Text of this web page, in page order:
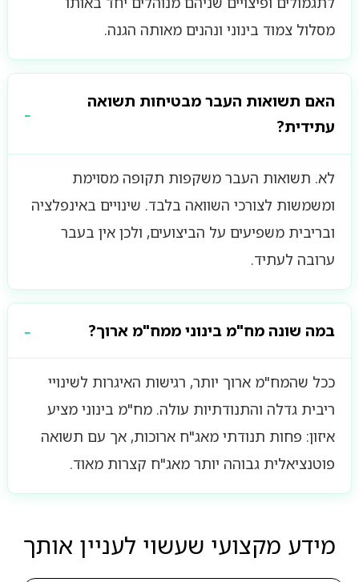
מסלול צמוד בינוני ונהנים מאותה הגנה.
האם תשואות העבר מבטיחות תשואה
עתידית?
לא. תשואות העבר משקפות תקופה מסוימת
ומשמשות לצורכי השוואה בלבד. שינויים באינפלציה
ובריבית משפיעים על הביצועים, ולכן אין בעבר
ערובה לעתיד.
במה שונה מח"מ בינוני ממח"מ ארוך?
ככל שהמח"מ ארוך יותר, רגישות האיגרות לשינויי
ריבית גדלה והתנודתיות עולה. מח"מ בינוני מציע
איזון: פחות תנודתי מאג"ח ארוכות, אך עם תשואה
פוטנציאלית גבוהה יותר מאג"ח קצרות מאוד.
מידע מקצועי שעשוי לעניין אותך